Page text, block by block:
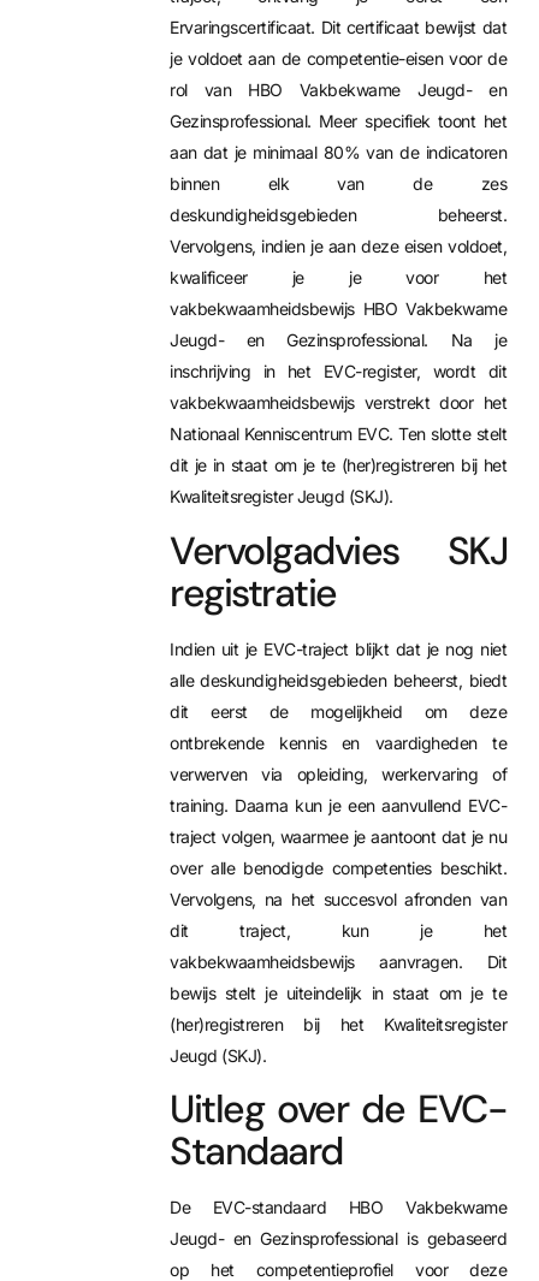
Ervaringscertificaat. Dit certificaat bewijst dat
je voldoet aan de competentie-eisen voor de
rol van HBO Vakbekwame Jeugd- en
Gezinsprofessional. Meer specifiek toont het
aan dat je minimaal 80% van de indicatoren
binnen elk van de zes
deskundigheidsgebieden beheerst.
Vervolgens, indien je aan deze eisen voldoet,
kwalificeer je je voor het
vakbekwaamheidsbewijs HBO Vakbekwame
Jeugd- en Gezinsprofessional. Na je
inschrijving in het EVC-register, wordt dit
vakbekwaamheidsbewijs verstrekt door het
Nationaal Kenniscentrum EVC. Ten slotte stelt
dit je in staat om je te (her)registreren bij het
Kwaliteitsregister Jeugd (SKJ).
Vervolgadvies SKJ
registratie
Indien uit je EVC-traject blijkt dat je nog niet
alle deskundigheidsgebieden beheerst, biedt
dit eerst de mogelijkheid om deze
ontbrekende kennis en vaardigheden te
verwerven via opleiding, werkervaring of
training. Daarna kun je een aanvullend EVC-
traject volgen, waarmee je aantoont dat je nu
over alle benodigde competenties beschikt.
Vervolgens, na het succesvol afronden van
dit traject, kun je het
vakbekwaamheidsbewijs aanvragen. Dit
bewijs stelt je uiteindelijk in staat om je te
(her)registreren bij het Kwaliteitsregister
Jeugd (SKJ).
Uitleg over de EVC-
Standaard
De EVC-standaard HBO Vakbekwame
Jeugd- en Gezinsprofessional is gebaseerd
op het competentieprofiel voor deze